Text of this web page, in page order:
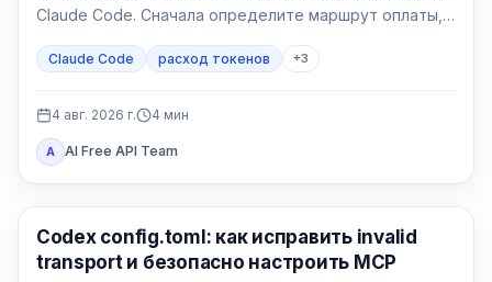
Claude Code. Сначала определите маршрут оплаты,
и чистую сессию.
Claude Code расход токенов +3
4 авг. 2026 г. 4 мин
A AI Free API Team
Инструменты AI-разработки
Codex config.toml: как исправить invalid
transport и безопасно настроить MCP